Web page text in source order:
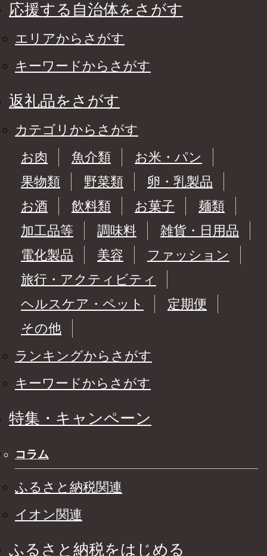
応援する自治体をさがす
エリアからさがす
キーワードからさがす
返礼品をさがす
カテゴリからさがす
お肉
魚介類
お米・パン
果物類
野菜類
卵・乳製品
お酒
飲料類 お菓子
麺類
加工品等
調味料
雑貨・日用品
電化製品
美容
ファッション
旅行・アクティビティ
ヘルスケア・ペット
定期便
その他
ランキングからさがす
キーワードからさがす
特集・キャンペーン
コラム
ふるさと納税関連
イオン関連
ふるさと納税をはじめる